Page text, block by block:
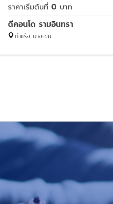
ราคาเริ่มต้นที่ 0 บาท
ดีคอนโด รามอินทรา
ท่าแร้ง บางเขน